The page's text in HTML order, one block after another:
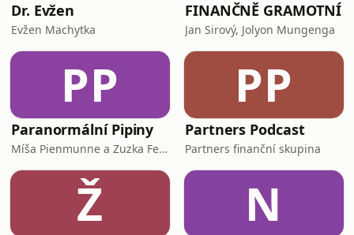
Dr. Evžen
Evžen Machytka
FINANČNĚ GRAMOTNÍ
Jan Sirový, Jolyon Mungenga
PP
Paranormální Pipiny
Míša Pienmunne a Zuzka Fejfarová
PP
Partners Podcast
Partners finanční skupina
Ž N